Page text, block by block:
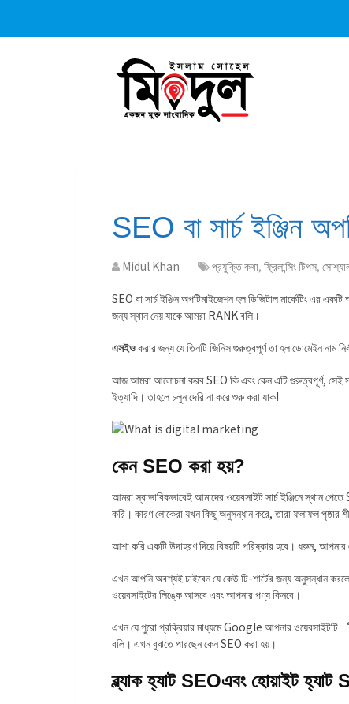
SEO বা সার্চ ইঞ্জিন
Midul Khan প্রযুক্তি কথা, ফ্রিলান্সিং টিপস,
SEO বা সার্চ ইঞ্জিন অপটিমাইজেশন হল ডিজিটাল মার্কেটিং এর
জন্য স্থান নেয় যাকে আমরা RANK বলি।
এসইওকরার জন্য যে তিনটি জিনিস গুরুত্বপূর্ণ তা হল ডোমেইন নাম
আজ আমরা আলোচনা করব SEO কি এবং কেন এটি গুরুত্বপূর্ণ, সেই
ইত্যাদি। তাহলে চলুন দেরি না করে শুরু করা যাক!
কেন SEO করা হয়?
আমরা স্বাভাবিকভাবেই আমাদের ওয়েবসাইট সার্চ ইঞ্জিনে স্থান
করি। কারণ লোকেরা যখন কিছু অনুসন্ধান করে, তারা ফলাফল পৃষ্ঠার
আশা করি একটি উদাহরণ দিয়ে বিষয়টি পরিষ্কার হবে। ধরুন,
এখন আপনি অবশ্যই চাইবেন যে কেউ টি-শার্টের জন্য অনুসন্ধান
ওয়েবসাইটের লিঙ্কে আসবে এবং আপনার পণ্য কিনবে।
এখন যে পুরো প্রক্রিয়ার মাধ্যমে Google আপনার ওয়েবসাইটটি
বলি। এখন বুঝতে পারছেন কেন SEO করা হয়।
ব্ল্যাক হ্যাট SEOএবং হোয়াইট হ্যাট